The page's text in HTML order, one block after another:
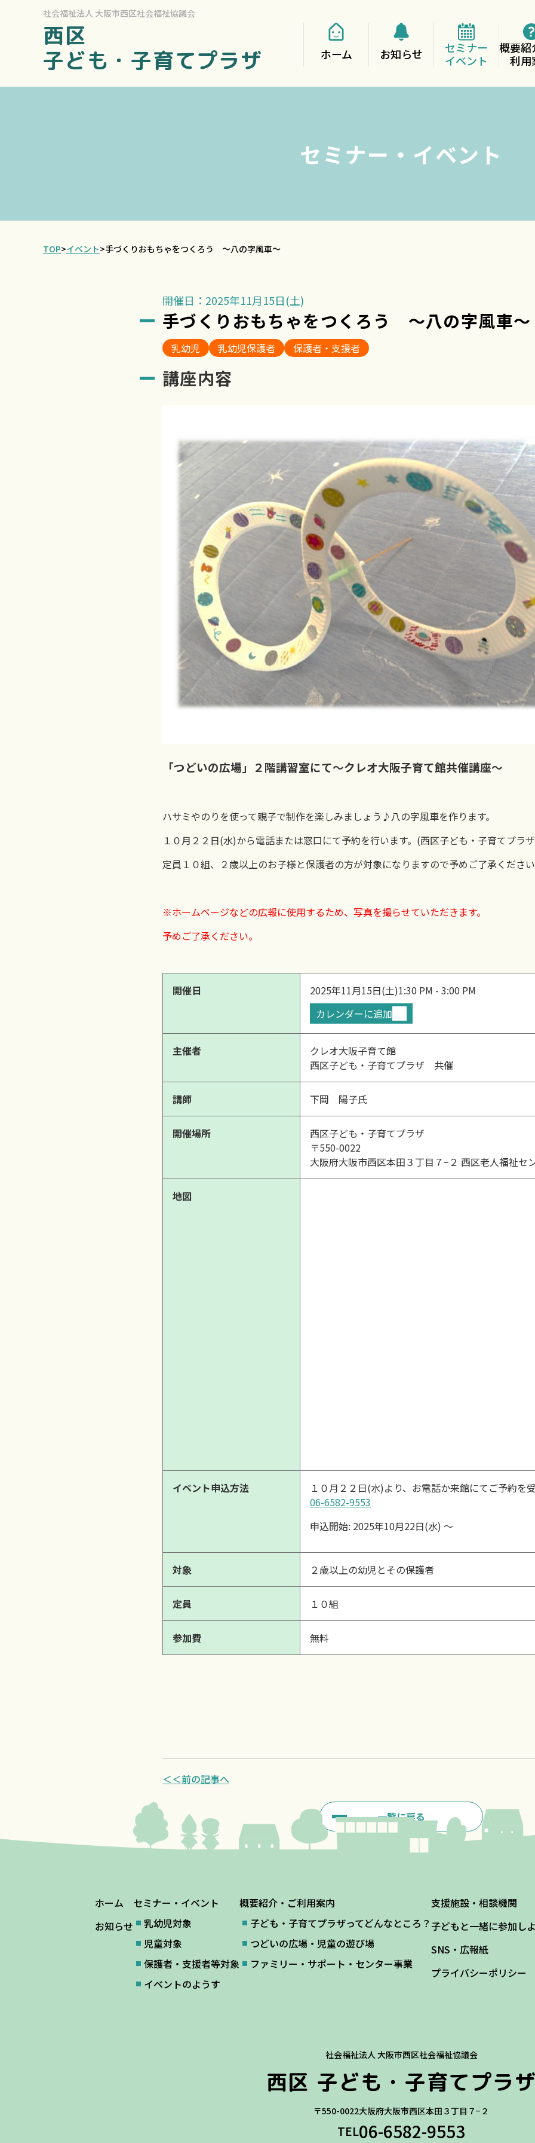
社会福祉法人 大阪市西区社会福祉協議会
西区
子ども・子育てプラザ
ホーム お知らせ
セミナー
イベント
概要紹
利用
セミナー・イベント
TOP>イベント>手づくりおもちゃをつくろう ～八の字風車～
開催日：2025年11月15日(土)
手づくりおもちゃをつくろう ～八の字風車～
乳幼児 乳幼児保護者 保護者・支援者
講座内容
「つどいの広場」２階講習室にて～クレオ大阪子育て館共催講座～
ハサミやのりを使って親子で制作を楽しみましょう♪八の字風車を作ります。
１０月２２日(水)から電話または窓口にて予約を行います。(西区子ども・子育てプ
定員１０組、２歳以上のお子様と保護者の方が対象になりますので予めご了承くださ
※ホームページなどの広報に使用するため、写真を撮らせていただきます。
予めご了承ください。
開催日 2025年11月15日(土)1:30 PM - 3:00 PM
カレンダーに追加
主催者
クレオ大阪子育て館
西区子ども・子育てプラザ 共催
講師 下岡 陽子氏
開催場所
西区子ども・子育てプラザ
〒550-0022
大阪府大阪市西区本田３丁目７−２ 西区老人福祉セ
地図
イベント申込方法
１０月２２日(水)より、お電話か来館にてご予約を
06-6582-9553
申込開始: 2025年10月22日(水) 〜
対象 ２歳以上の幼児とその保護者
定員 １０組
参加費 無料
＜＜前の記事へ
一覧に戻る
ホーム
お知らせ
セミナー・イベント
乳幼児対象
児童対象
保護者・支援者等対象
イベントのようす
概要紹介・ご利用案内
子ども・子育てプラザってどんなところ？
つどいの広場・児童の遊び場
ファミリー・サポート・センター事業
支援施設・相談機関
子どもと一緒に参加し
SNS・広報紙
プライバシーポリシー
社会福祉法人 大阪市西区社会福祉協議会
西区 子ども・子育てプラ
〒550-0022大阪府大阪市西区本田３丁目７−２
TEL06-6582-9553